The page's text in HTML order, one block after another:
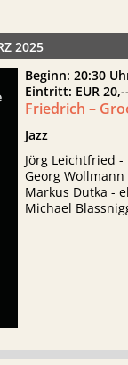
2025
Beginn: 20:30
Eintritt: EUR 20,--
Friedrich –
Jazz
Jörg Leichtfried -
Georg
Markus Dutka -
Michael